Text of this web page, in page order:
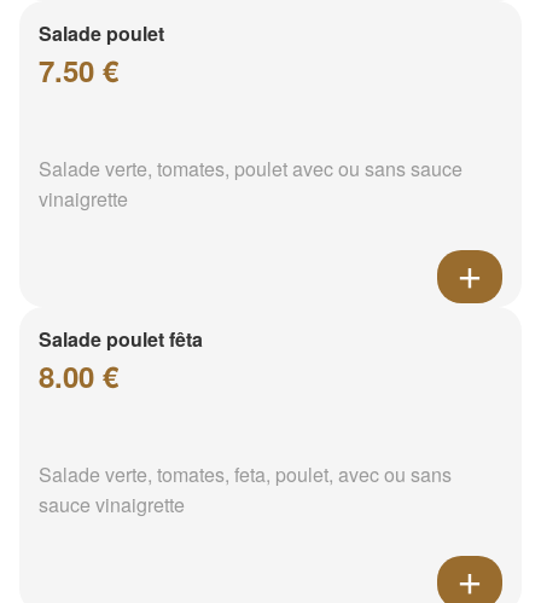
Salade poulet
7.50 €
Salade verte, tomates, poulet avec ou sans sauce
vinaigrette
Salade poulet fêta
8.00 €
Salade verte, tomates, feta, poulet, avec ou sans
sauce vinaigrette